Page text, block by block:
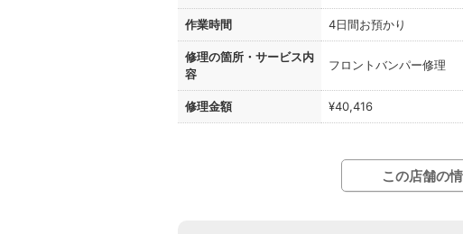
作業時間 4日間お預かり
修理の箇所・ サービス内
容
フロントバンパー修理
修理金額 ¥40,416
この店舗の